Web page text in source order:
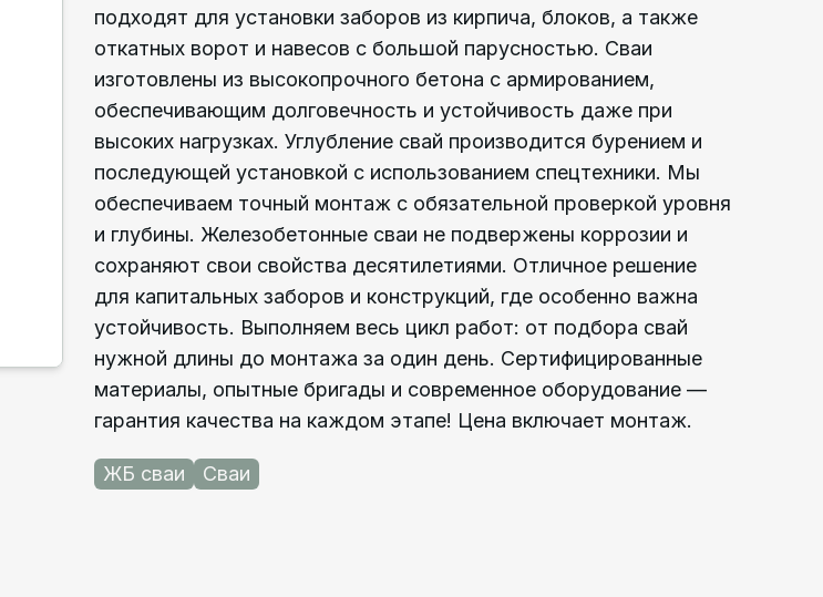
подходят для установки заборов из кирпича, блоков, а также
откатных ворот и навесов с большой парусностью. Сваи
изготовлены из высокопрочного бетона с армированием,
обеспечивающим долговечность и устойчивость даже при
высоких нагрузках. Углубление свай производится бурением и
последующей установкой с использованием спецтехники. Мы
обеспечиваем точный монтаж с обязательной проверкой уровня
и глубины. Железобетонные сваи не подвержены коррозии и
сохраняют свои свойства десятилетиями. Отличное решение
для капитальных заборов и конструкций, где особенно важна
устойчивость. Выполняем весь цикл работ: от подбора свай
нужной длины до монтажа за один день. Сертифицированные
материалы, опытные бригады и современное оборудование —
гарантия качества на каждом этапе! Цена включает монтаж.
ЖБ сваи Сваи